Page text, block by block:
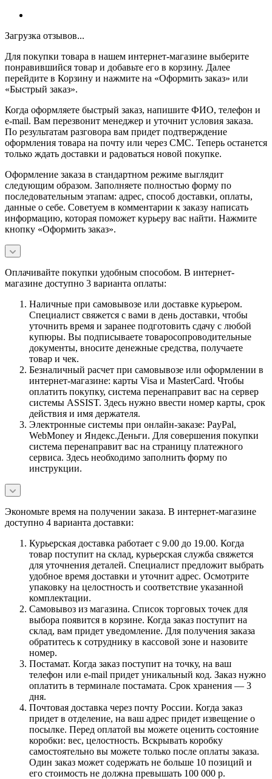
Загрузка отзывов...
Для покупки товара в нашем интернет-магазине выберите
понравившийся товар и добавьте его в корзину. Далее
перейдите в Корзину и нажмите на «Оформить заказ» или
«Быстрый заказ».
Когда оформляете быстрый заказ, напишите ФИО, телефон и
e-mail. Вам перезвонит менеджер и уточнит условия заказа.
По результатам разговора вам придет подтверждение
оформления товара на почту или через СМС. Теперь останется
только ждать доставки и радоваться новой покупке.
Оформление заказа в стандартном режиме выглядит
следующим образом. Заполняете полностью форму по
последовательным этапам: адрес, способ доставки, оплаты,
данные о себе. Советуем в комментарии к заказу написать
информацию, которая поможет курьеру вас найти. Нажмите
кнопку «Оформить заказ».
Оплачивайте покупки удобным способом. В интернет-
магазине доступно 3 варианта оплаты:
Наличные при самовывозе или доставке курьером.
Специалист свяжется с вами в день доставки, чтобы
уточнить время и заранее подготовить сдачу с любой
купюры. Вы подписываете товаросопроводительные
документы, вносите денежные средства, получаете
товар и чек.
Безналичный расчет при самовывозе или оформлении в
интернет-магазине: карты Visa и MasterCard. Чтобы
оплатить покупку, система перенаправит вас на сервер
системы ASSIST. Здесь нужно ввести номер карты, срок
действия и имя держателя.
Электронные системы при онлайн-заказе: PayPal,
WebMoney и Яндекс.Деньги. Для совершения покупки
система перенаправит вас на страницу платежного
сервиса. Здесь необходимо заполнить форму по
инструкции.
Экономьте время на получении заказа. В интернет-магазине
доступно 4 варианта доставки:
Курьерская доставка работает с 9.00 до 19.00. Когда
товар поступит на склад, курьерская служба свяжется
для уточнения деталей. Специалист предложит выбрать
удобное время доставки и уточнит адрес. Осмотрите
упаковку на целостность и соответствие указанной
комплектации.
Самовывоз из магазина. Список торговых точек для
выбора появится в корзине. Когда заказ поступит на
склад, вам придет уведомление. Для получения заказа
обратитесь к сотруднику в кассовой зоне и назовите
номер.
Постамат. Когда заказ поступит на точку, на ваш
телефон или e-mail придет уникальный код. Заказ нужно
оплатить в терминале постамата. Срок хранения — 3
дня.
Почтовая доставка через почту России. Когда заказ
придет в отделение, на ваш адрес придет извещение о
посылке. Перед оплатой вы можете оценить состояние
коробки: вес, целостность. Вскрывать коробку
самостоятельно вы можете только после оплаты заказа.
Один заказ может содержать не больше 10 позиций и
его стоимость не должна превышать 100 000 р.